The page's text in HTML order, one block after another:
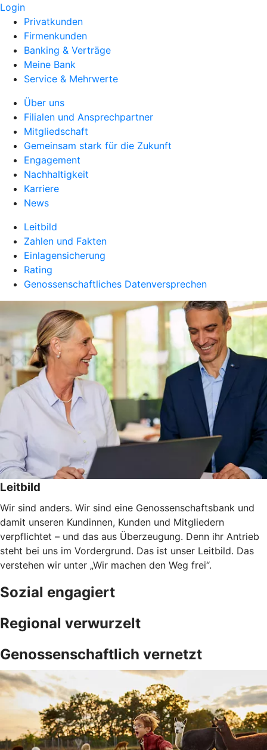
Login
Privatkunden
Firmenkunden
Banking & Verträge
Meine Bank
Service & Mehrwerte
Über uns
Filialen und Ansprechpartner
Mitgliedschaft
Gemeinsam stark für die Zukunft
Engagement
Nachhaltigkeit
Karriere
News
Leitbild
Zahlen und Fakten
Einlagensicherung
Rating
Genossenschaftliches Datenversprechen
Leitbild
Wir sind anders. Wir sind eine Genossenschaftsbank und
damit unseren Kundinnen, Kunden und Mitgliedern
verpflichtet – und das aus Überzeugung. Denn ihr Antrieb
steht bei uns im Vordergrund. Das ist unser Leitbild. Das
verstehen wir unter „Wir machen den Weg frei“.
Sozial engagiert
Regional verwurzelt
Genossenschaftlich vernetzt